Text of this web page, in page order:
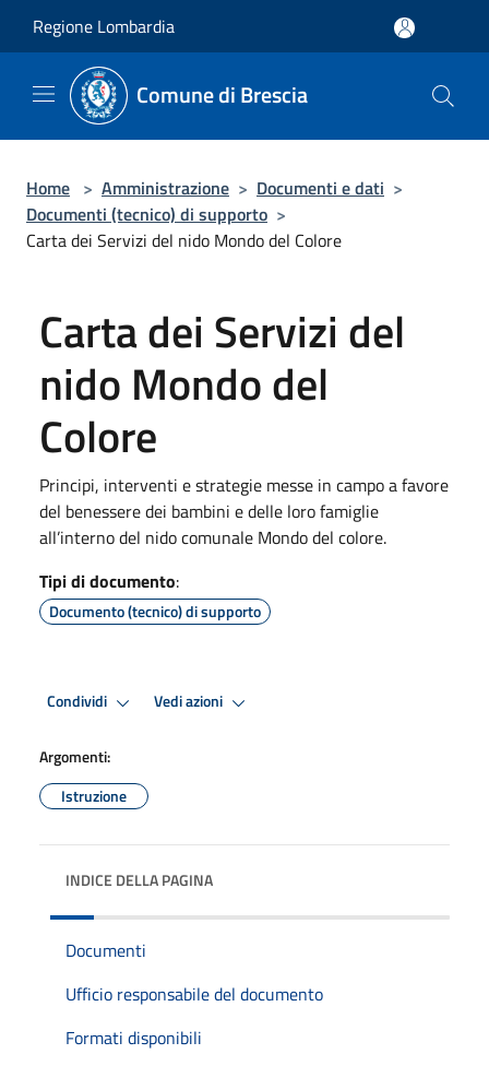
Regione Lombardia
Comune di Brescia
Home > Amministrazione > Documenti e dati >
Documenti (tecnico) di supporto >
Carta dei Servizi del nido Mondo del Colore
Carta dei Servizi del
nido Mondo del
Colore
Principi, interventi e strategie messe in campo a favore
del benessere dei bambini e delle loro famiglie
all’interno del nido comunale Mondo del colore.
Tipi di documento:
Documento (tecnico) di supporto
Condividi Vedi azioni
Argomenti:
Istruzione
INDICE DELLA PAGINA
Documenti
Ufficio responsabile del documento
Formati disponibili